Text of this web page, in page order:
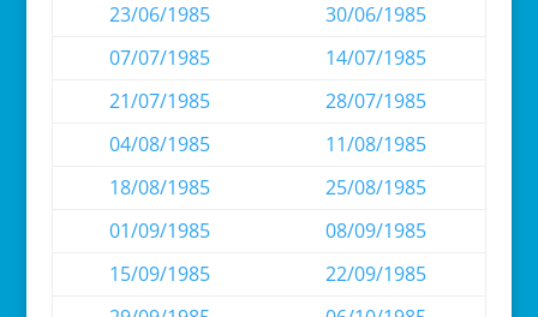
23/06/1985
30/06/1985
07/07/1985
14/07/1985
21/07/1985
28/07/1985
04/08/1985
11/08/1985
18/08/1985
25/08/1985
01/09/1985
08/09/1985
15/09/1985
22/09/1985